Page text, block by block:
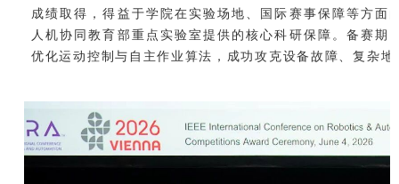
成绩取得，得益于学院在实验场地、国际赛事保障等方面
人机协同教育部重点实验室提供的核心科研保障。备赛期
优化运动控制与自主作业算法，成功攻克设备故障、复杂